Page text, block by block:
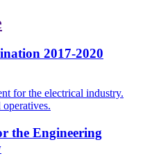
2017-2020
for the electrical industry.
the Engineering